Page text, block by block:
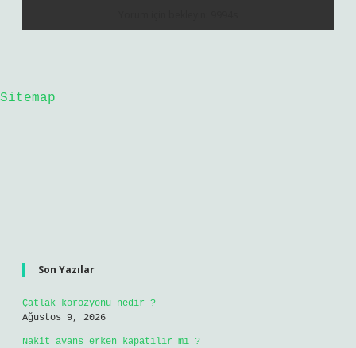
Sitemap
Son Yazılar
Çatlak korozyonu nedir ?
Ağustos 9, 2026
Nakit avans erken kapatılır mı ?